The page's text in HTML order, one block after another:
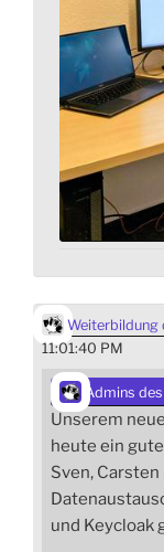
Weiterbildung
11:01:40 PM
Admins des
Unserem
heute ein
Sven,
und Keycloak